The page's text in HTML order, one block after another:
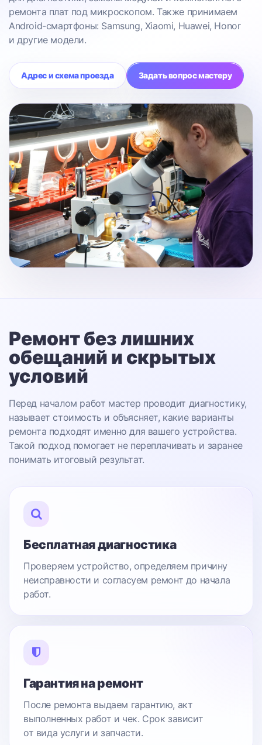
ремонта плат под микроскопом. Также принимаем
Android-смартфоны: Samsung, Xiaomi, Huawei, Honor
и другие модели.
Адрес и схема проезда Задать вопрос мастеру
Ремонт без лишних
обещаний и скрытых
условий
Перед началом работ мастер проводит диагностику,
называет стоимость и объясняет, какие варианты
ремонта подходят именно для вашего устройства.
Такой подход помогает не переплачивать и заранее
понимать итоговый результат.
Бесплатная диагностика
Проверяем устройство, определяем причину
неисправности и согласуем ремонт до начала
работ.
Гарантия на ремонт
После ремонта выдаем гарантию, акт
выполненных работ и чек. Срок зависит
от вида услуги и запчасти.